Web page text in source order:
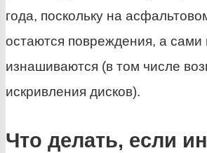
года, поскольку на
остаются повреждения, а
изнашиваются (в том числе
искривления дисков).
Что делать, если